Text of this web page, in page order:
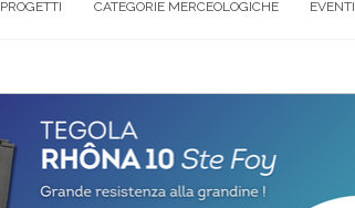
PROGETTI CATEGORIE MERCEOLOGICHE EVENTI